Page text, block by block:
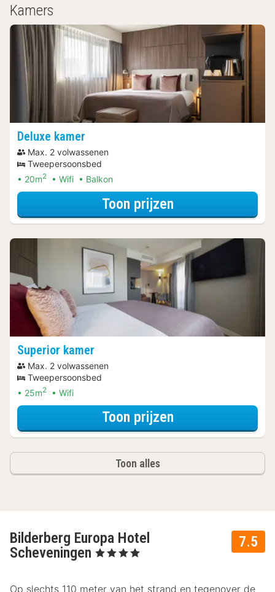
Kamers
Deluxe kamer
Max. 2 volwassenen
Tweepersoonsbed
20m2 Wifi Balkon
Toon prijzenvoor Deluxe
Superior kamer
Max. 2 volwassenen
Tweepersoonsbed
25m2 Wifi
Toon prijzenvoor Superior
Toon alles
7.5
Bilderberg Europa Hotel
Scheveningen , 4 Sterren
Op slechts 110 meter van het strand en tegenover de